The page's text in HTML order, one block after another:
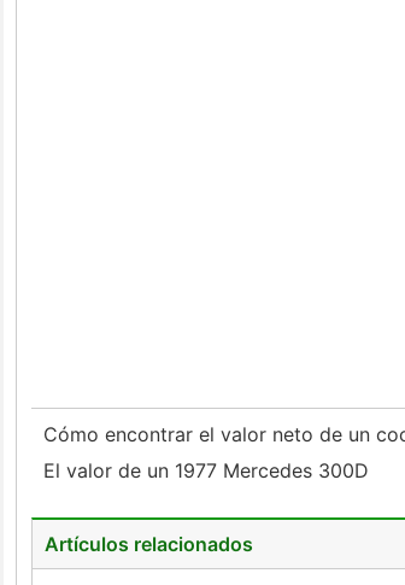
Cómo encontrar el valor neto de un
El valor de un 1977 Mercedes 300D
Artículos relacionados